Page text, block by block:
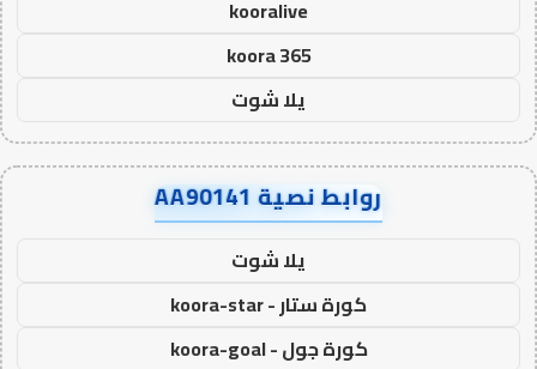
kooralive
koora 365
يلا شوت
روابط نصية AA90141
يلا شوت
كورة ستار - koora-star
كورة جول - koora-goal